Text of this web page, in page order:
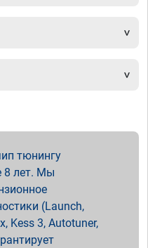
тюнингу
8 лет. Мы
(Launch,
Kess 3, Autotuner,